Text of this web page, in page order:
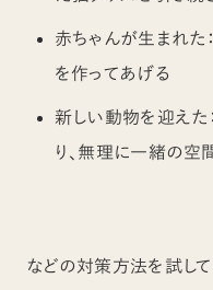
赤ちゃんが生まれた
を作ってあげる
新しい動物を迎えた
り、無理に一緒の空
などの対策方法を試して